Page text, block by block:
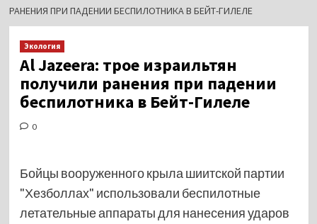
РАНЕНИЯ ПРИ ПАДЕНИИ БЕСПИЛОТНИКА В БЕЙТ-ГИЛЕЛЕ
Экология
Al Jazeera: трое израильтян
получили ранения при падении
беспилотника в Бейт-Гилеле
0
Бойцы вооруженного крыла шиитской партии
"Хезболлах" использовали беспилотные
летательные аппараты для нанесения ударов